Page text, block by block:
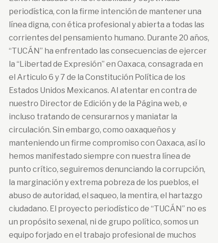
periodística, con la firme intención de mantener una
línea digna, con ética profesional y abierta a todas las
corrientes del pensamiento humano. Durante 20 años,
“TUCÁN” ha enfrentado las consecuencias de ejercer
la “Libertad de Expresión” en Oaxaca, consagrada en
el Articulo 6 y 7 de la Constitución Política de los
Estados Unidos Mexicanos. Al atentar en contra de
nuestro Director de Edición y de la Página web, e
incluso tratando de censurarnos y maniatar la
circulación. Sin embargo, como oaxaqueños y
manteniendo un firme compromiso con Oaxaca, así lo
hemos manifestado siempre con nuestra línea de
punto crítico, seguiremos denunciando la corrupción,
la marginación y extrema pobreza de los pueblos, el
abuso de autoridad, el saqueo, la mentira, el hartazgo
ciudadano. El proyecto periodístico de “TUCÁN” no es
un propósito sexenal, ni de grupo político, somos un
equipo forjado en el trabajo profesional de muchos